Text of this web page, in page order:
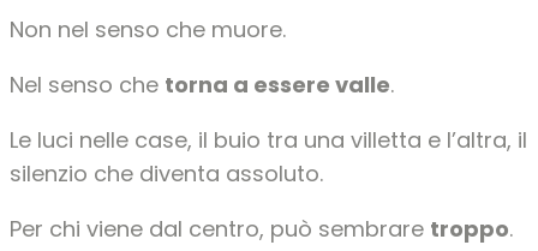
Non nel senso che muore.
Nel senso che torna a essere valle.
Le luci nelle case, il buio tra una villetta e l’altra, il
silenzio che diventa assoluto.
Per chi viene dal centro, può sembrare troppo.